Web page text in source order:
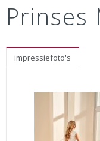
Prinses
impressiefoto's